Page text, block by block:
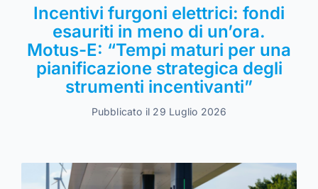
Incentivi furgoni elettrici: fondi
esauriti in meno di un’ora.
Motus-E: “Tempi maturi per una
pianificazione strategica degli
strumenti incentivanti”
Pubblicato il 29 Luglio 2026